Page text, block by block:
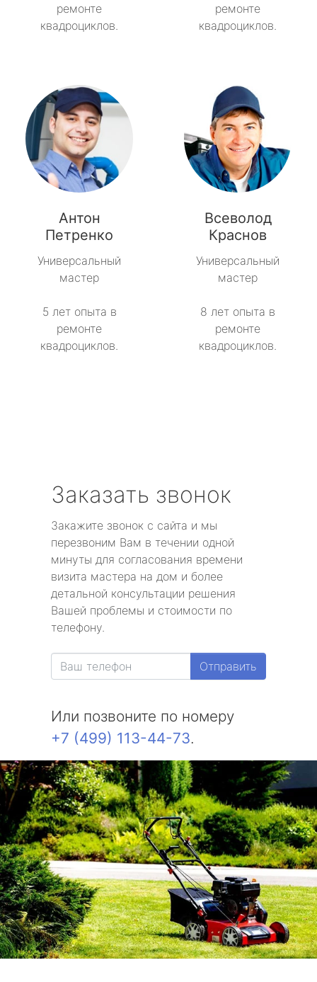
ремонте
квадроциклов.
ремонте
квадроциклов.
Антон
Петренко
Универсальный
мастер
5 лет опыта в
ремонте
квадроциклов.
Всеволод
Краснов
Универсальный
мастер
8 лет опыта в
ремонте
квадроциклов.
Заказать звонок
Закажите звонок с сайта и мы
перезвоним Вам в течении одной
минуты для согласования времени
визита мастера на дом и более
детальной консультации решения
Вашей проблемы и стоимости по
телефону.
Отправить
Или позвоните по номеру
+7 (499) 113-44-73.